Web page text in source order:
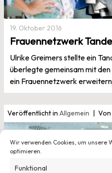
Wir verwenden Cookies, um unsere
optimieren.
Funktional
19. Oktober 2016
Frauennetzwerk
Ulrike Greimers stellte ein
überlegte gemeinsam mit
ein Frauennetzwerk
Veröffentlicht in Allgemein